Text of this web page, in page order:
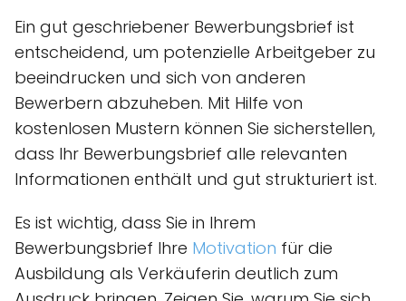
Ein gut geschriebener Bewerbungsbrief ist
entscheidend, um potenzielle Arbeitgeber zu
beeindrucken und sich von anderen
Bewerbern abzuheben. Mit Hilfe von
kostenlosen Mustern können Sie sicherstellen,
dass Ihr Bewerbungsbrief alle relevanten
Informationen enthält und gut strukturiert ist.
Es ist wichtig, dass Sie in Ihrem
Bewerbungsbrief Ihre Motivation für die
Ausbildung als Verkäuferin deutlich zum